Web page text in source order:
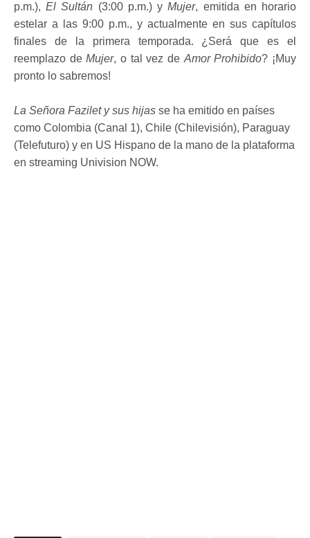
p.m.),El Sultán (3:00 p.m.) yMujer, emitida en horario
estelar a las 9:00 p.m., y actualmente en sus capítulos
finales de la primera temporada. ¿Será que es el
reemplazo deMujer, o tal vez de Amor Prohibido? ¡Muy
pronto lo sabremos!
La Señora Fazilet y sus hijas se ha emitido en países
como Colombia (Canal 1), Chile (Chilevisión), Paraguay
(Telefuturo) y en US Hispano de la mano de la plataforma
en streaming Univision NOW.